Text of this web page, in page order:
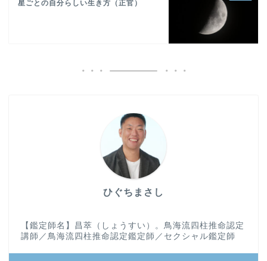
星ごとの自分らしい生き方（正官）
ひぐちまさし
【鑑定師名】昌萃（しょうすい）。鳥海流四柱推命認定
講師／鳥海流四柱推命認定鑑定師／セクシャル鑑定師